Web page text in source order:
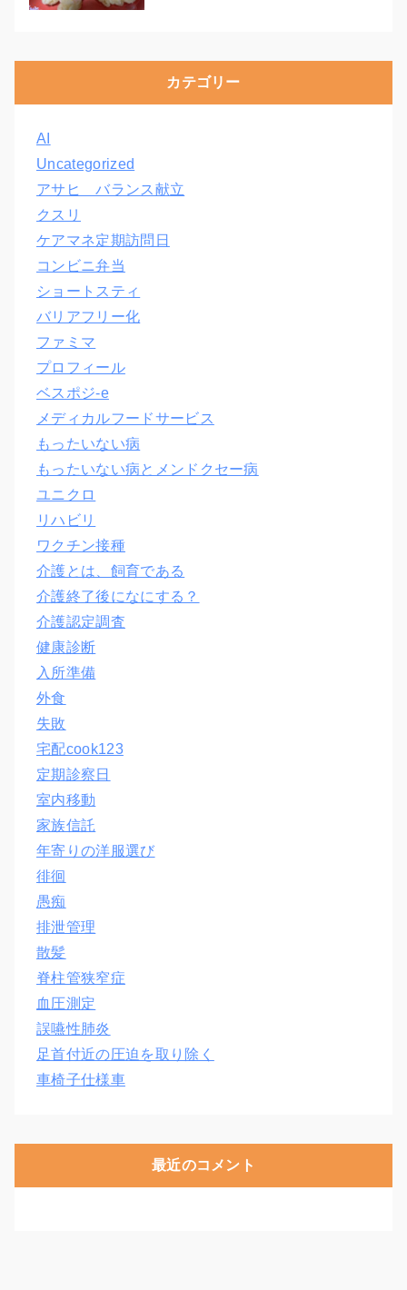
カテゴリー
AI
Uncategorized
アサヒ バランス献立
クスリ
ケアマネ定期訪問日
コンビニ弁当
ショートスティ
バリアフリー化
ファミマ
プロフィール
ベスポジ-e
メディカルフードサービス
もったいない病
もったいない病とメンドクセー病
ユニクロ
リハビリ
ワクチン接種
介護とは、飼育である
介護終了後になにする？
介護認定調査
健康診断
入所準備
外食
失敗
宅配cook123
定期診察日
室内移動
家族信託
年寄りの洋服選び
徘徊
愚痴
排泄管理
散髪
脊柱管狭窄症
血圧測定
誤嚥性肺炎
足首付近の圧迫を取り除く
車椅子仕様車
最近のコメント